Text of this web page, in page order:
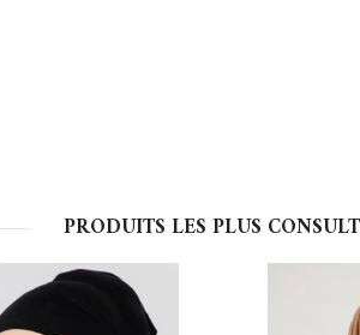
PRODUITS LES PLUS